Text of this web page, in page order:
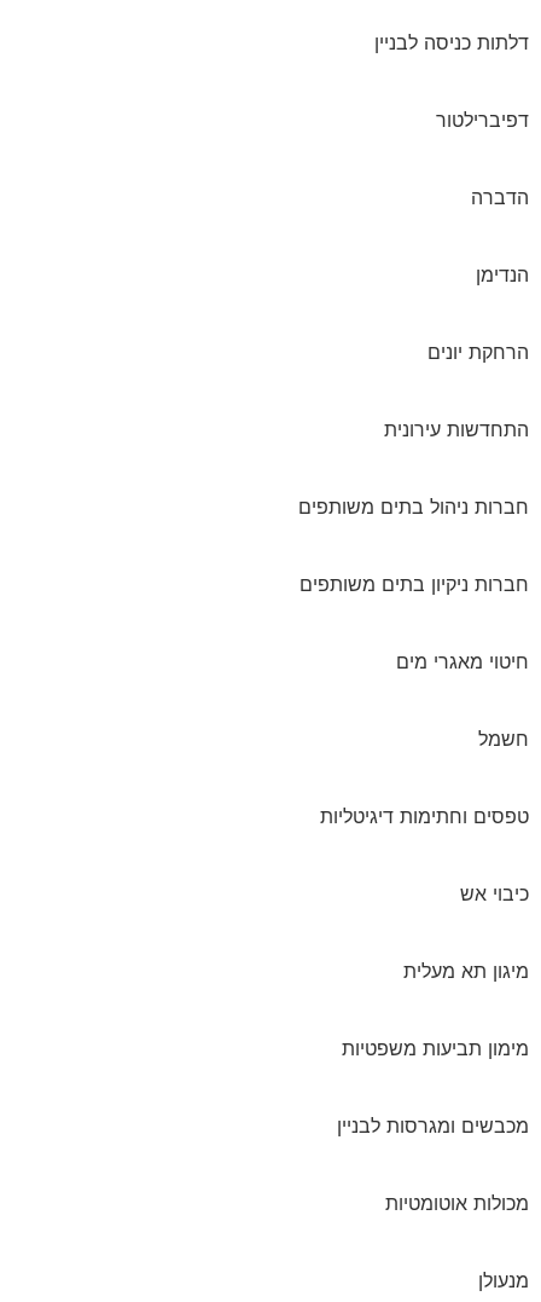
דלתות כניסה לבניין
דפיברילטור
הדברה
הנדימן
הרחקת יונים
התחדשות עירונית
חברות ניהול בתים משותפים
חברות ניקיון בתים משותפים
חיטוי מאגרי מים
חשמל
טפסים וחתימות דיגיטליות
כיבוי אש
מיגון תא מעלית
מימון תביעות משפטיות
מכבשים ומגרסות לבניין
מכולות אוטומטיות
מנעולן